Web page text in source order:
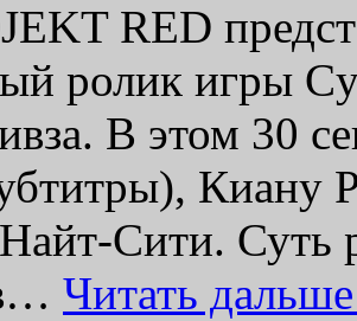
RED
ролик игры
В этом 30
Киану
Сити. Суть
Читать